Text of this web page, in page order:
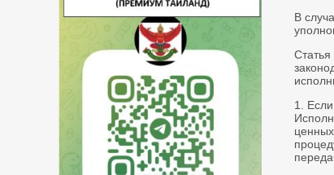
В
1.